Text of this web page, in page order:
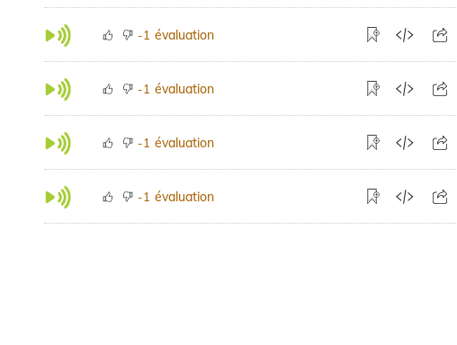
-1 évaluation
-1 évaluation
-1 évaluation
-1 évaluation